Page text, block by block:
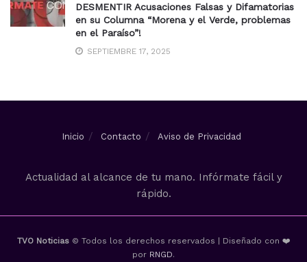
DESMENTIR Acusaciones Falsas y Difamatorias
en su Columna “Morena y el Verde, problemas
en el Paraíso”!
SEPTIEMBRE 17, 2025
Inicio Contacto Aviso de Privacidad
Actualidad al alcance de tu mano. Infórmate fácil y
rápido.
TVO Noticias © Todos los derechos reservados | Diseñado con ❤️
por RNGD.